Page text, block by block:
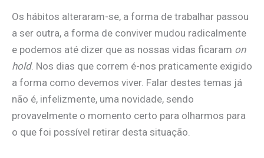
Os hábitos alteraram-se, a forma de trabalhar passou
a ser outra, a forma de conviver mudou radicalmente
e podemos até dizer que as nossas vidas ficaram on
hold. Nos dias que correm é-nos praticamente exigido
a forma como devemos viver. Falar destes temas já
não é, infelizmente, uma novidade, sendo
provavelmente o momento certo para olharmos para
o que foi possível retirar desta situação.